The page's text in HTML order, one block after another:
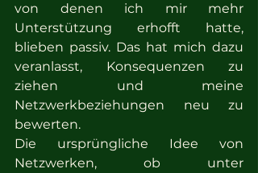
von denen ich mir mehr
Unterstützung erhofft hatte,
blieben passiv. Das hat mich dazu
veranlasst, Konsequenzen zu
ziehen und meine
Netzwerkbeziehungen neu zu
bewerten.
Die ursprüngliche Idee von
Netzwerken, ob unter